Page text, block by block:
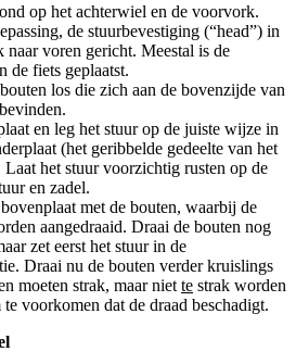
op het achterwiel en de voorvork.
de stuurbevestiging (“head”) in
naar voren gericht. Meestal is de
de fiets geplaatst.
los die zich aan de bovenzijde van
en leg het stuur op de juiste wijze in
(het geribbelde gedeelte van het
het stuur voorzichtig rusten op de
en zadel.
met de bouten, waarbij de
aangedraaid. Draai de bouten nog
zet eerst het stuur in de
Draai nu de bouten verder kruislings
moeten strak, maar niet te strak worden
voorkomen dat de draad beschadigt.